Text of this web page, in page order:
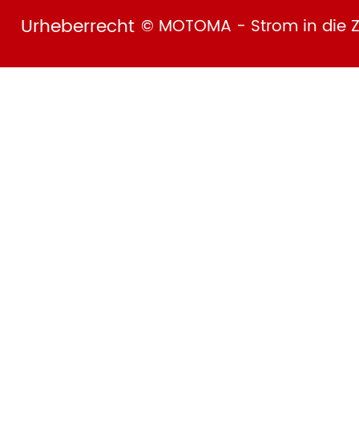
Urheberrecht © MOTOMA - Strom in die